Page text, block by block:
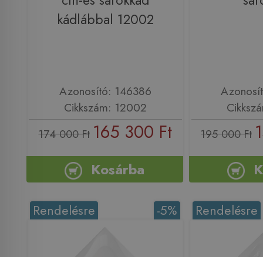
kádlábbal 12002
Azonosító: 146386
Cikkszám: 12002
174 000 Ft 165 300 Ft
Kosárba
195 000 Ft
-5%
Rendelésre Rendelésre